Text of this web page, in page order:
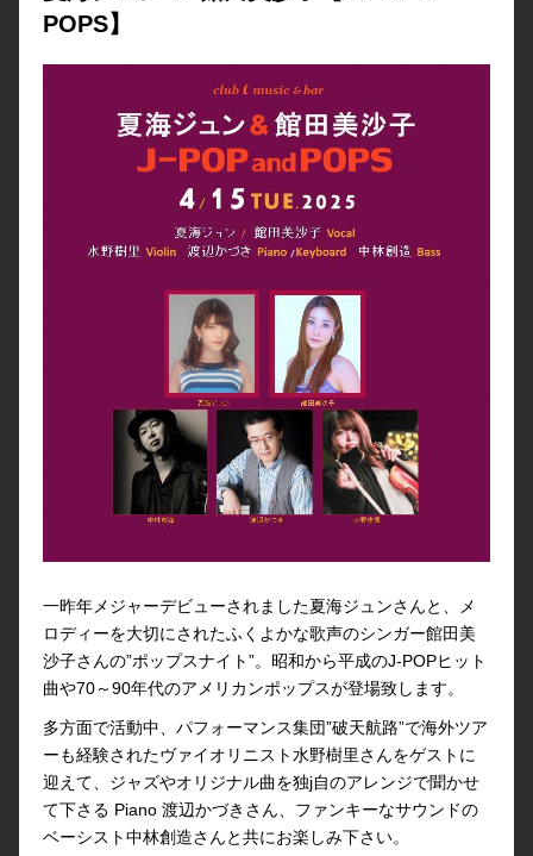
POPS】
一昨年メジャーデビューされました夏海ジュンさんと、メ
ロディーを大切にされたふくよかな歌声のシンガー館田美
沙子さんの”ポップスナイト”。昭和から平成のJ-POPヒット
曲や70～90年代のアメリカンポップスが登場致します。
多方面で活動中、パフォーマンス集団”破天航路”で海外ツア
ーも経験されたヴァイオリニスト水野樹里さんをゲストに
迎えて、ジャズやオリジナル曲を独j自のアレンジで聞かせ
て下さる Piano 渡辺かづきさん、ファンキーなサウンドの
ベーシスト中林創造さんと共にお楽しみ下さい。